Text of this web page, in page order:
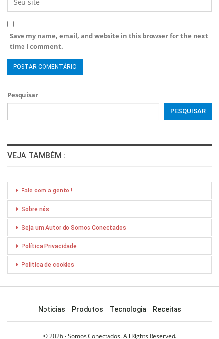
Save my name, email, and website in this browser for the next
time I comment.
Pesquisar
PESQUISAR
VEJA TAMBÉM :
Fale com a gente !
Sobre nós
Seja um Autor do Somos Conectados
Política Privacidade
Politica de cookies
Noticias Produtos Tecnologia Receitas
© 2026 - Somos Conectados. All Rights Reserved.